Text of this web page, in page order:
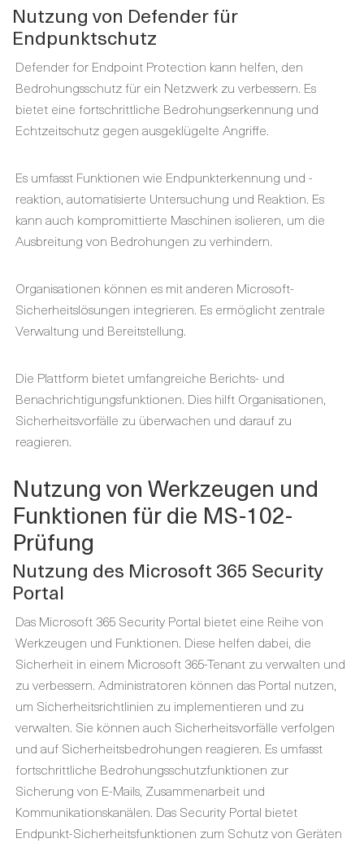
Nutzung von Defender für
Endpunktschutz
Defender for Endpoint Protection kann helfen, den
Bedrohungsschutz für ein Netzwerk zu verbessern. Es
bietet eine fortschrittliche Bedrohungserkennung und
Echtzeitschutz gegen ausgeklügelte Angriffe.
Es umfasst Funktionen wie Endpunkterkennung und -
reaktion, automatisierte Untersuchung und Reaktion. Es
kann auch kompromittierte Maschinen isolieren, um die
Ausbreitung von Bedrohungen zu verhindern.
Organisationen können es mit anderen Microsoft-
Sicherheitslösungen integrieren. Es ermöglicht zentrale
Verwaltung und Bereitstellung.
Die Plattform bietet umfangreiche Berichts- und
Benachrichtigungsfunktionen. Dies hilft Organisationen,
Sicherheitsvorfälle zu überwachen und darauf zu
reagieren.
Nutzung von Werkzeugen und
Funktionen für die MS-102-
Prüfung
Nutzung des Microsoft 365 Security
Portal
Das Microsoft 365 Security Portal bietet eine Reihe von
Werkzeugen und Funktionen. Diese helfen dabei, die
Sicherheit in einem Microsoft 365-Tenant zu verwalten und
zu verbessern. Administratoren können das Portal nutzen,
um Sicherheitsrichtlinien zu implementieren und zu
verwalten. Sie können auch Sicherheitsvorfälle verfolgen
und auf Sicherheitsbedrohungen reagieren. Es umfasst
fortschrittliche Bedrohungsschutzfunktionen zur
Sicherung von E-Mails, Zusammenarbeit und
Kommunikationskanälen. Das Security Portal bietet
Endpunkt-Sicherheitsfunktionen zum Schutz von Geräten